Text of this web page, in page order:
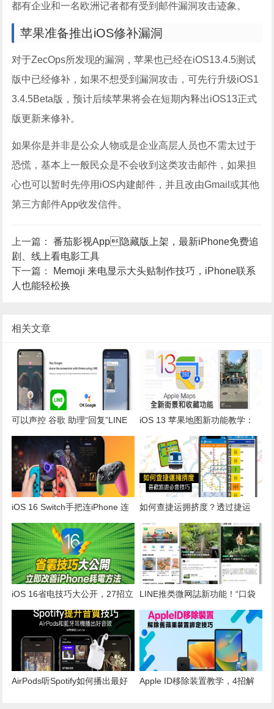
都有企业和一名欧洲记者都有受到邮件漏洞攻击迹象。
苹果准备推出iOS修补漏洞
对于ZecOps所发现的漏洞，苹果也已经在iOS13.4.5测试
版中已经修补，如果不想受到漏洞攻击，可先行升级iOS1
3.4.5Beta版，预计后续苹果将会在短期内释出iOS13正式
版更新来修补。
如果你是并非是公众人物或是企业高层人员也不需太过于
恐慌，基本上一般民众是不会收到这类攻击邮件，如果担
心也可以暂时先停用iOS内建邮件，并且改由Gmail或其他
第三方邮件App收发信件。
上一篇：番茄影视App隐藏版上架，最新iPhone免费追
剧、线上看电影工具
下一篇： Memoji 来电显示大头贴制作技巧，iPhone联系
人也能轻松换
相关文章
可以声控 谷歌 助理“回复”LINE
信息了！两款机型抢先使用
iOS 13 苹果地图新功能教学：
抢先教你用街景服务 Look
Around 和收藏景点
iOS 16 Switch手把连iPhone 连
线配对教学，整理哪些iOS 游戏
能支援？
如何查捷运拥挤度？透过捷运
GO掌握车厢人潮拥挤度
iOS 16省电技巧大公开，27招立
即改善iPhone耗电终极教学
LINE推类微网誌新功能！“口袋
名单”5大特色分享私房美食景点
AirPods听Spotify如何播出最好
Apple ID移除装置教学，4招解